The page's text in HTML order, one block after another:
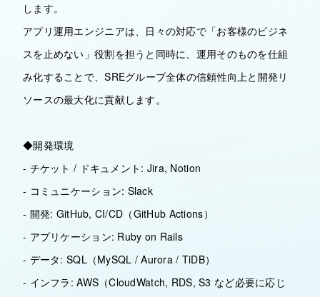
します。
アプリ運用エンジニアは、日々の対応で「お客様のビジネ
スを止めない」役割を担うと同時に、運用そのものを仕組
み化することで、SREグループ全体の信頼性向上と開発リ
ソースの最大化に貢献します。
◆開発環境
- チケット / ドキュメント: Jira, Notion
- コミュニケーション: Slack
- 開発: GitHub, CI/CD（GitHub Actions）
- アプリケーション: Ruby on Rails
- データ: SQL（MySQL / Aurora / TiDB）
- インフラ: AWS（CloudWatch, RDS, S3 など必要に応じ